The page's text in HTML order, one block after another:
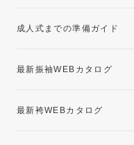
成人式までの準備ガイド
最新振袖WEBカタログ
最新袴WEBカタログ